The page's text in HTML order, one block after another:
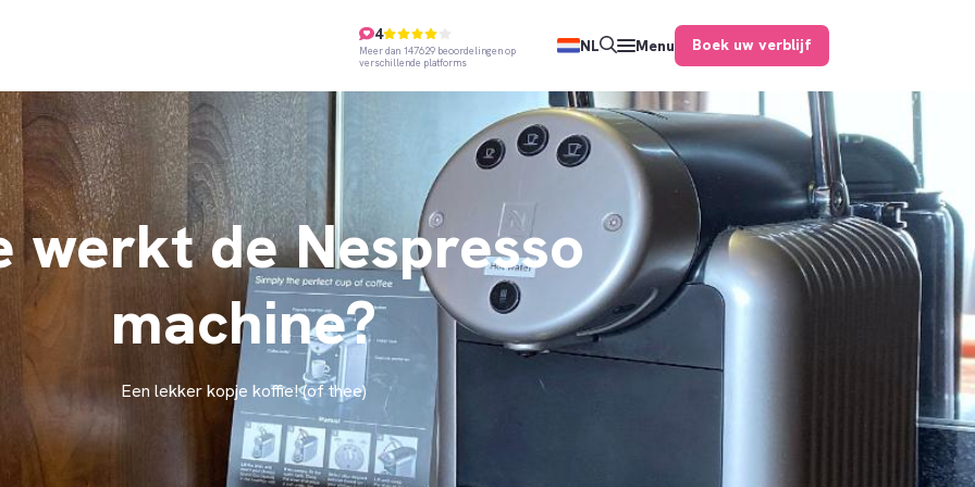
4
Meer dan 147629 beoordelingen op
verschillende platforms
NL Menu Boek uw verblijf
werkt de Nespresso
machine?
Een lekker kopje koffie! (of thee)